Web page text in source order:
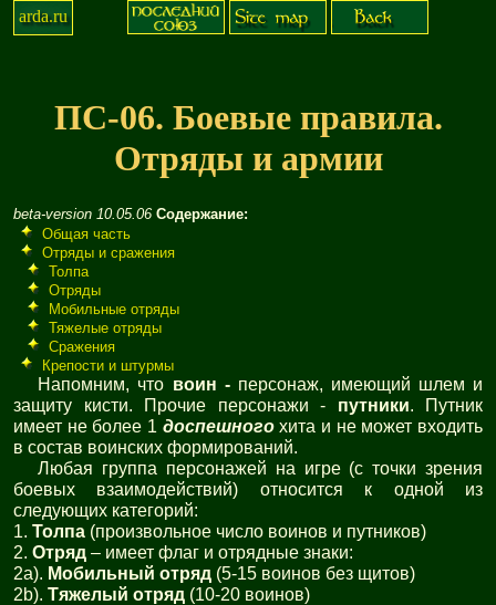
arda.ru
ПС-06. Боевые правила.
Отряды и армии
beta-version 10.05.06 Содержание:
Общая часть
Отряды и сражения
Толпа
Отряды
Мобильные отряды
Тяжелые отряды
Сражения
Крепости и штурмы
Напомним, что воин -персонаж, имеющий шлем и
защиту кисти. Прочие персонажи - путники. Путник
имеет не более 1 доспешногохита и не может входить
в состав воинских формирований.
Любая группа персонажей на игре (с точки зрения
боевых взаимодействий) относится к одной из
следующих категорий:
1. Толпа (произвольное число воинов и путников)
2. Отряд – имеет флаг и отрядные знаки:
2a). Мобильный отряд (5-15 воинов без щитов)
2b). Тяжелый отряд (10-20 воинов)